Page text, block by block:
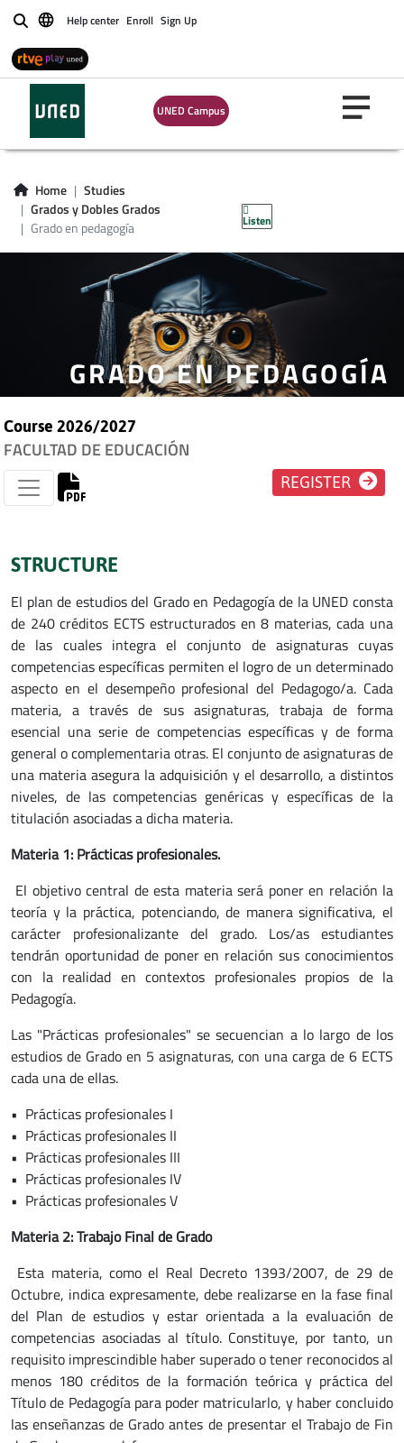
BuscarHelp center Enroll Sign Up
UNED Campus
Home
Studies
Grados y Dobles Grados
Grado en pedagogía
Listen
GRADO EN PEDAGOGÍA
Course 2026/2027
FACULTAD DE EDUCACIÓN
REGISTER
STRUCTURE
El plan de estudios del Grado en Pedagogía de la UNED consta
de 240 créditos ECTS estructurados en 8 materias, cada una
de las cuales integra el conjunto de asignaturas cuyas
competencias específicas permiten el logro de un determinado
aspecto en el desempeño profesional del Pedagogo/a. Cada
materia, a través de sus asignaturas, trabaja de forma
esencial una serie de competencias específicas y de forma
general o complementaria otras. El conjunto de asignaturas de
una materia asegura la adquisición y el desarrollo, a distintos
niveles, de las competencias genéricas y específicas de la
titulación asociadas a dicha materia.
Materia 1: Prácticas profesionales.
El objetivo central de esta materia será poner en relación la
teoría y la práctica, potenciando, de manera significativa, el
carácter profesionalizante del grado. Los/as estudiantes
tendrán oportunidad de poner en relación sus conocimientos
con la realidad en contextos profesionales propios de la
Pedagogía.
Las "Prácticas profesionales" se secuencian a lo largo de los
estudios de Grado en 5 asignaturas, con una carga de 6 ECTS
cada una de ellas.
• Prácticas profesionales I
• Prácticas profesionales II
• Prácticas profesionales III
• Prácticas profesionales IV
• Prácticas profesionales V
Materia 2: Trabajo Final de Grado
Esta materia, como el Real Decreto 1393/2007, de 29 de
Octubre, indica expresamente, debe realizarse en la fase final
del Plan de estudios y estar orientada a la evaluación de
competencias asociadas al título. Constituye, por tanto, un
requisito imprescindible haber superado o tener reconocidos al
menos 180 créditos de la formación teórica y práctica del
Título de Pedagogía para poder matricularlo, y haber concluido
las enseñanzas de Grado antes de presentar el Trabajo de Fin